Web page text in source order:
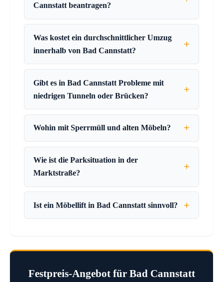
Cannstatt beantragen?
Was kostet ein durchschnittlicher Umzug
innerhalb von Bad Cannstatt?
Gibt es in Bad Cannstatt Probleme mit
niedrigen Tunneln oder Brücken?
Wohin mit Sperrmüll und alten Möbeln?
Wie ist die Parksituation in der
Marktstraße?
Ist ein Möbellift in Bad Cannstatt sinnvoll?
Festpreis-Angebot für Bad Cannstatt